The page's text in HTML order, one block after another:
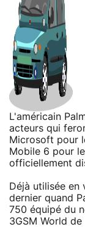
L'américain
acteurs qui
Microsoft pour
Mobile 6 pour
officiellement
Déjà utilisée en
dernier quand
750 équipé du
3GSM World